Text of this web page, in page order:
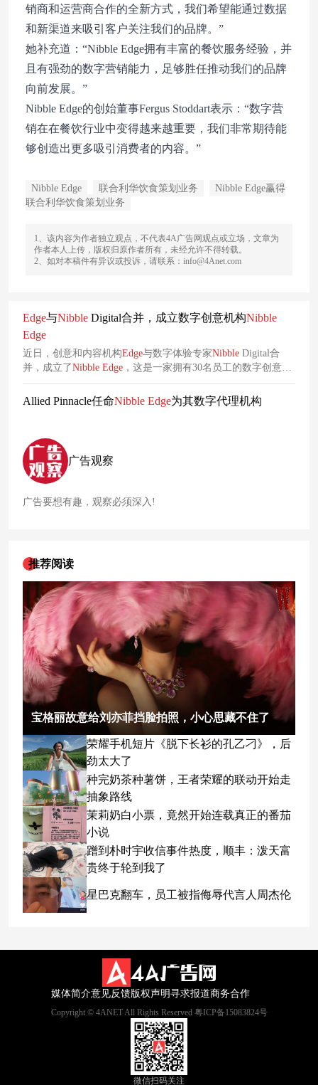
销商和运营商合作的全新方式，我们希望能通过数据
和新渠道来吸引客户关注我们的品牌。”
她补充道：“Nibble Edge拥有丰富的餐饮服务经验，并
且有强劲的数字营销能力，足够胜任推动我们的品牌
向前发展。”
Nibble Edge的创始董事Fergus Stoddart表示：“数字营
销在在餐饮行业中变得越来越重要，我们非常期待能
够创造出更多吸引消费者的内容。”
Nibble Edge 联合利华饮食策划业务
Nibble Edge赢得
联合利华饮食策划业务
1、该内容为作者独立观点，不代表4A广告网观点或立场，文章为
作者本人上传，版权归原作者所有，未经允许不得转载。
2、如对本稿件有异议或投诉，请联系：info@4Anet.com
Edge与Nibble Digital合并，成立数字创意机构Nibble
Edge
近日，创意和内容机构Edge与数字体验专家Nibble Digital合
并，成立了Nibble Edge ，这是一家拥有30名员工的数字创意机
构。此次合并汇集了多样化的战略经验，并能够通过其成熟的
海外交付中心提供敏捷解决方案。
Allied Pinnacle任命Nibble Edge为其数字代理机构
广告观察
广告要想有趣，观察必须深入!
推荐阅读
宝格丽故意给刘亦菲挡脸拍照，小心思藏不住了
荣耀手机短片《脱下长衫的孔乙刁》，后
劲太大了
种完奶茶种薯饼，王者荣耀的联动开始走
抽象路线
茉莉奶白小票，竟然开始连载真正的番茄
小说
蹭到朴时宇收信事件热度，顺丰：泼天富
贵终于轮到我了
星巴克翻车，员工被指侮辱代言人周杰伦
媒体简介意见反馈版权声明寻求报道商务合作
Copyright © 4ANET All Rights Reserved 粤ICP备15083824号
微信扫码关注